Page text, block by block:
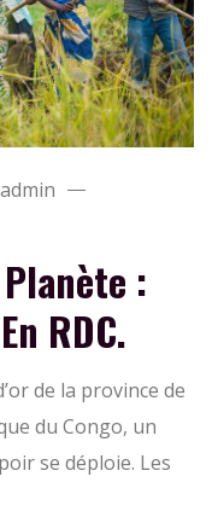
:
RDC.
de la province de
du Congo, un
se déploie. Les